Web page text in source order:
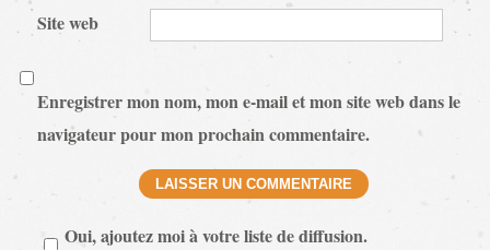
Site web
Enregistrer mon nom, mon e-mail et mon site web dans le
navigateur pour mon prochain commentaire.
Oui, ajoutez moi à votre liste de diffusion.